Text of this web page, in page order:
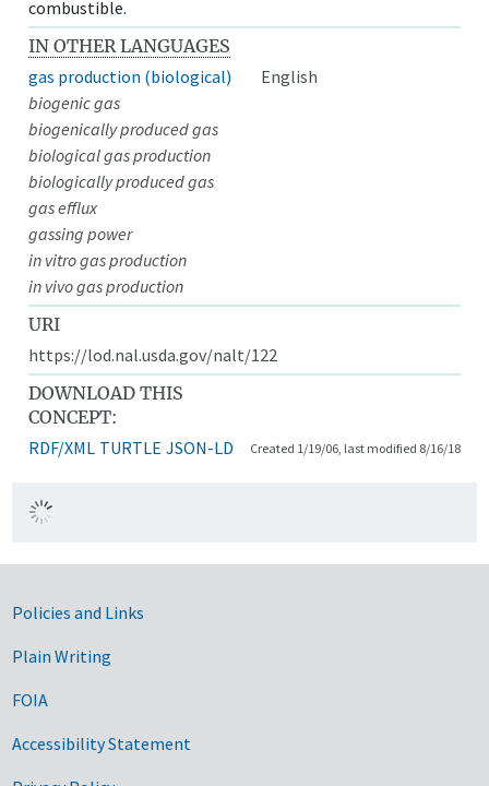
combustible.
IN OTHER LANGUAGES
gas production (biological)
English
biogenic gas
biogenically produced gas
biological gas production
biologically produced gas
gas efflux
gassing power
in vitro gas production
in vivo gas production
URI
https://lod.nal.usda.gov/nalt/122
DOWNLOAD THIS
CONCEPT:
RDF/XML TURTLE JSON-LD Created 1/19/06, last modified 8/16/18
Government Links
Policies and Links
Plain Writing
FOIA
Accessibility Statement